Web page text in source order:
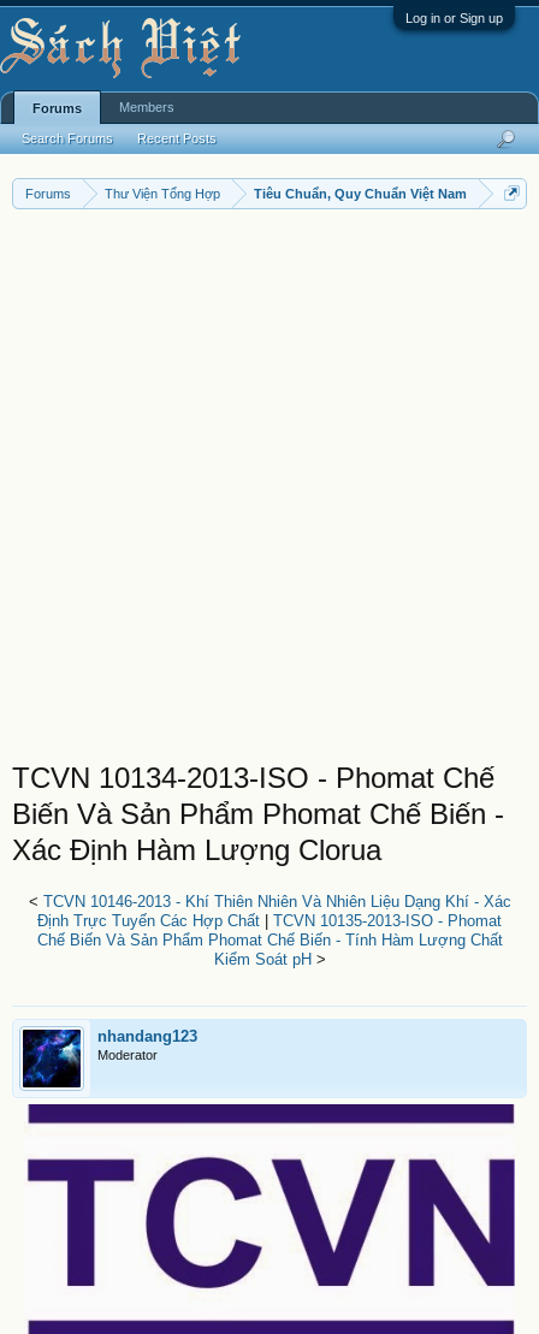
Log in or Sign up
Forums Thư Viện Tổng Hợp Tiêu Chuẩn, Quy Chuẩn Việt Nam
TCVN 10134-2013-ISO - Phomat Chế
Biến Và Sản Phẩm Phomat Chế Biến -
Xác Định Hàm Lượng Clorua
< TCVN 10146-2013 - Khí Thiên Nhiên Và Nhiên Liệu Dạng Khí - Xác
Định Trực Tuyến Các Hợp Chất
TCVN 10135-2013-ISO - Phomat
Chế Biến Và Sản Phẩm Phomat Chế Biến - Tính Hàm Lượng Chất
Kiểm Soát pH >
nhandang123
Moderator
Forums
Search Forums Recent Posts
Members